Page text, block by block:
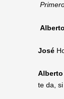
Alberto
José
Alberto
te da,